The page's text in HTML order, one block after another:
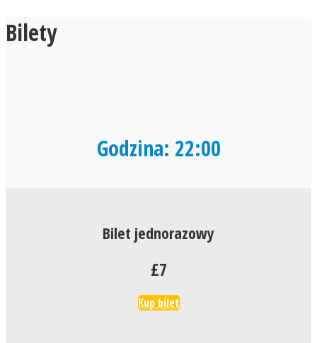
Bilety
Godzina: 22:00
Bilet jednorazowy
£7
Kup bilet